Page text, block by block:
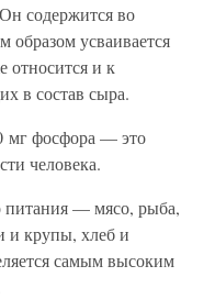
содержится во
усваивается
относится и к
в состав сыра.
мг фосфора — это
человека.
питания — мясо, рыба,
и крупы, хлеб и
самым высоким